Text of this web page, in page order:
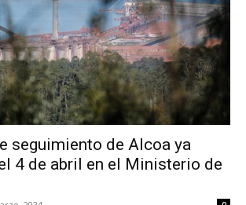
seguimiento de Alcoa ya
4 de abril en el Ministerio de